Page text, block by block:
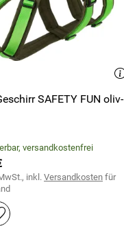
SAFETY FUN oliv-
versandkostenfrei
inkl.Versandkosten für